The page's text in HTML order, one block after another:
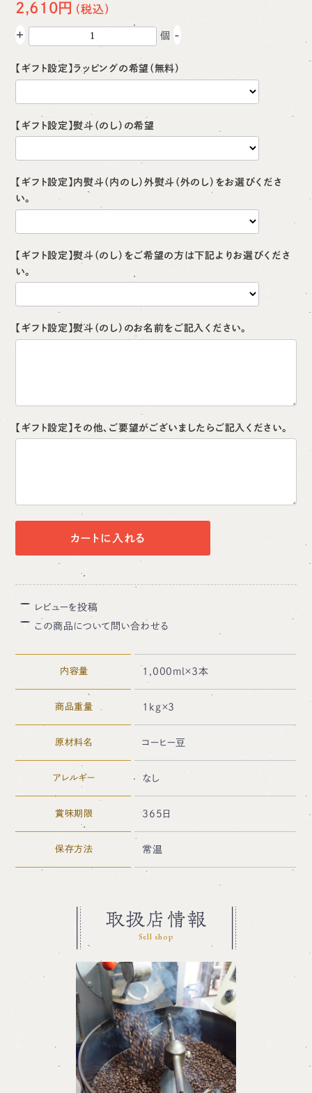
2,610円
+ 個 -
【ギフト設定】ラッピングの希望（無料）
【ギフト設定】熨斗（のし）の希望
【ギフト設定】内熨斗（内のし）外熨斗（外のし）をお選びくださ
い。
【ギフト設定】熨斗（のし）をご希望の方は下記よりお選びくださ
い。
【ギフト設定】熨斗（のし）のお名前をご記入ください。
【ギフト設定】その他、ご要望がございましたらご記入ください。
カートに入れる
レビューを投稿
この商品について問い合わせる
内容量 1,000ml×3本
商品重量 1kg×3
原材料名 コーヒー豆
アレルギー なし
賞味期限 365日
保存方法 常温
取扱店情報
Sell shop